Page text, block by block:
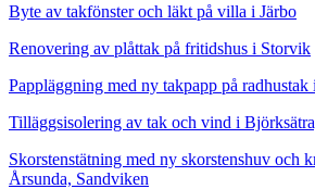
Byte av takfönster och läkt på villa i Järbo
Renovering av plåttak på fritidshus i Storvik
Pappläggning med ny takpapp på radhustak
Tilläggsisolering av tak och vind i
Skorstenstätning med ny skorstenshuv och
Årsunda, Sandviken